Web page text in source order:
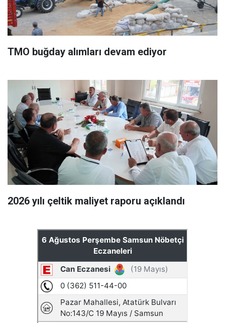
TMO buğday alımları devam ediyor
2026 yılı çeltik maliyet raporu açıklandı